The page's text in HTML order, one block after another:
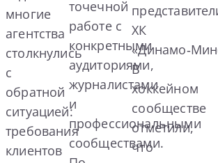
многие
агентства
столкнулись
с
обратной
ситуацией:
требования
клиентов
точечной
работе с
конкретными
аудиториями,
журналистами
и
профессиональными
сообществами.
ХК
В
хоккейном
сообществе
отметили,
что